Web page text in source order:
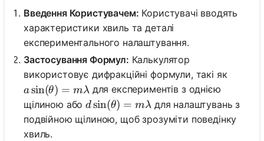
Введення Користувачем: Користувачі вводять
характеристики хвиль та деталі
експериментального налаштування.
Застосування Формул: Калькулятор
використовує дифракційні формули, такі як
a \sin(\theta) = m \lambda
asin(θ) = mλ для експериментів з однією
щілиною абоd \sin(\theta) = m \lambda
dsin(θ) = mλ для налаштувань з
подвійною щілиною, щоб зрозуміти поведінку
хвиль.